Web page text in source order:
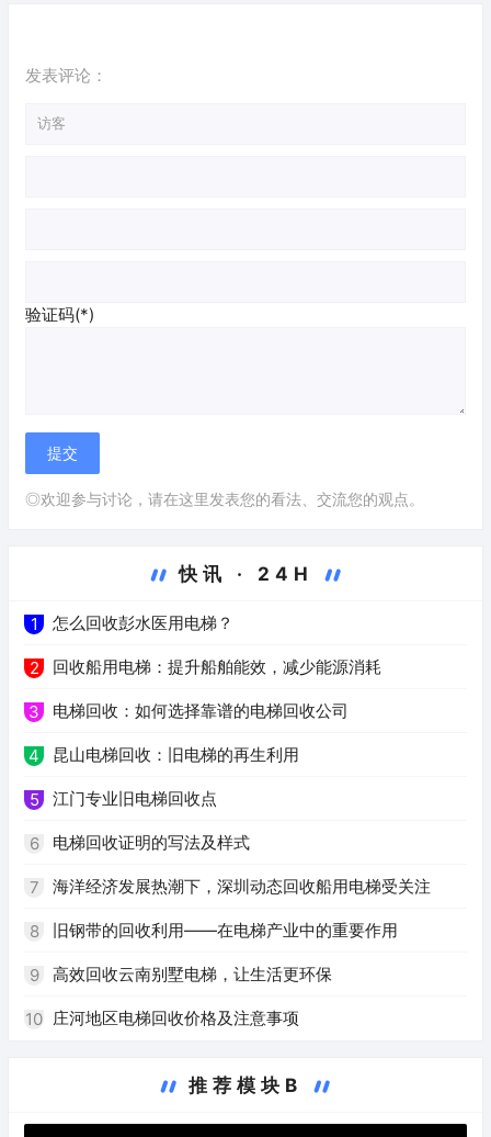
发表评论：
验证码(*)
◎欢迎参与讨论，请在这里发表您的看法、交流您的观点。
快讯 · 24H
1 怎么回收彭水医用电梯？
2 回收船用电梯：提升船舶能效，减少能源消耗
3 电梯回收：如何选择靠谱的电梯回收公司
4 昆山电梯回收：旧电梯的再生利用
5 江门专业旧电梯回收点
6 电梯回收证明的写法及样式
7 海洋经济发展热潮下，深圳动态回收船用电梯受关注
8 旧钢带的回收利用——在电梯产业中的重要作用
9 高效回收云南别墅电梯，让生活更环保
10 庄河地区电梯回收价格及注意事项
推荐模块B